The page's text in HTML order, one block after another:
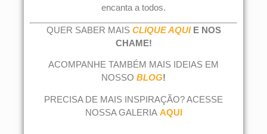
encanta a todos.
QUER SABER MAIS CLIQUE AQUIE NOS
CHAME!
ACOMPANHE TAMBÉM MAIS IDEIAS EM
NOSSO BLOG!
PRECISA DE MAIS INSPIRAÇÃO? ACESSE
NOSSA GALERIA AQUI